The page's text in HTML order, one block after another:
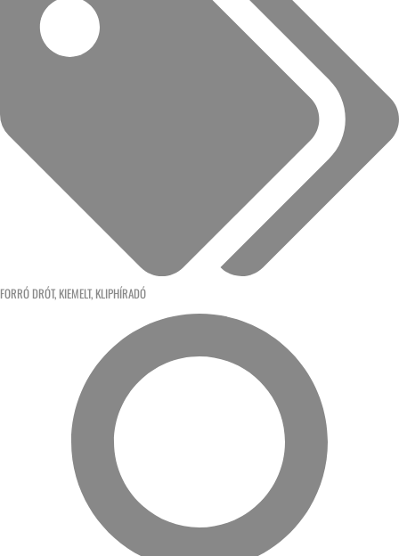
FORRÓ DRÓT, KIEMELT, KLIPHÍRADÓ